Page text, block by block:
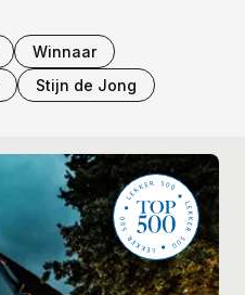
Winnaar
Stijn de Jong